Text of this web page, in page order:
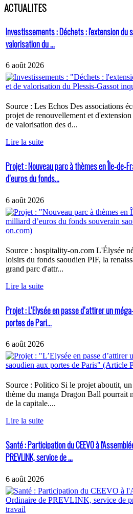
ACTUALITES
Investissements : Déchets : l'extension du
valorisation du ...
6 août 2026
Source : Les Echos Des associations
projet de renouvellement et
de valorisation des d...
Lire la suite
Projet : Nouveau parc à thèmes en Île-de-
d’euros du fonds...
6 août 2026
Source : hospitality-on.com L'Élysée
loisirs du fonds saoudien PIF, la
grand parc d'attr...
Lire la suite
Projet : L’Elysée en passe d’attirer un
portes de Pari...
6 août 2026
Source : Politico Si le projet aboutit,
thème du manga Dragon Ball pourrait
de la capitale....
Lire la suite
Santé : Participation du CEEVO à
PREVLINK, service de ...
6 août 2026